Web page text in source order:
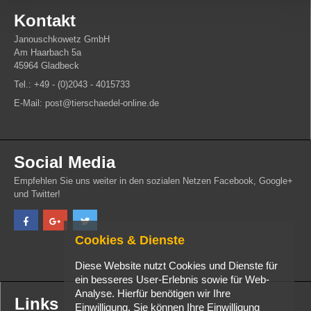
Kontakt
Janouschkowetz GmbH
Am Haarbach 5a
45964 Gladbeck
Tel.: +49 - (0)2043 - 4015733
E-Mail: post@tierschaedel-online.de
Social Media
Empfehlen Sie uns weiter in den sozialen Netzen Facebook, Google+
und Twitter!
Links
Cookies & Dienste
Diese Website nutzt Cookies und Dienste für
ein besseres User-Erlebnis sowie für Web-
Analyse. Hierfür benötigen wir Ihre
Einwilligung. Sie können Ihre Einwilligung